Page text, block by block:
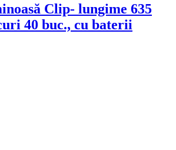
Clip- lungime 635
40 buc., cu baterii